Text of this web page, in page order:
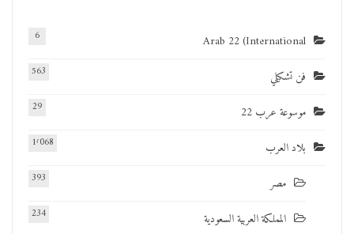
Arab 22 (International
6
فن تشكيلي 563
موسوعة عرب 22 29
بلاد العرب 1٬068
مصر 393
المملكة العربية السعودية 234